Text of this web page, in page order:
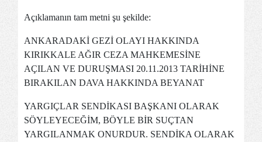
Açıklamanın tam metni şu şekilde:
ANKARADAKİ GEZİ OLAYI HAKKINDA
KIRIKKALE AĞIR CEZA MAHKEMESİNE
AÇILAN VE DURUŞMASI 20.11.2013 TARİHİNE
BIRAKILAN DAVA HAKKINDA BEYANAT
YARGIÇLAR SENDİKASI BAŞKANI OLARAK
SÖYLEYECEĞİM, BÖYLE BİR SUÇTAN
YARGILANMAK ONURDUR. SENDİKA OLARAK